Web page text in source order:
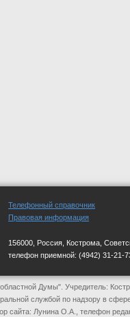
Телефонный справочник
Правовая информация
156000, Россия, Кострома,
телефон приемной: (4942) 31-21-
Думы". Учредитель:
службой по надзору в
сайта: Лунина О.А., телефон